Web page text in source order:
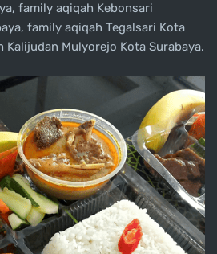
family aqiqah Kebonsari
family aqiqah Tegalsari Kota
Kalijudan Mulyorejo Kota Surabaya.